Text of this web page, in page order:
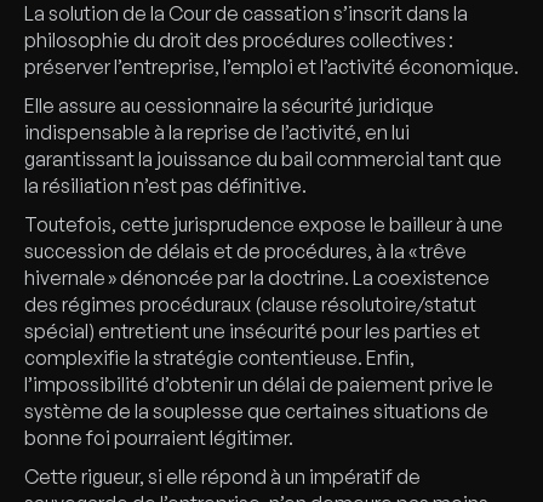
La solution de la Cour de cassation s’inscrit dans la
philosophie du droit des procédures collectives :
préserver l’entreprise, l’emploi et l’activité économique.
Elle assure au cessionnaire la sécurité juridique
indispensable à la reprise de l’activité, en lui
garantissant la jouissance du bail commercial tant que
la résiliation n’est pas définitive.
Toutefois, cette jurisprudence expose le bailleur à une
succession de délais et de procédures, à la « trêve
hivernale » dénoncée par la doctrine. La coexistence
des régimes procéduraux (clause résolutoire/statut
spécial) entretient une insécurité pour les parties et
complexifie la stratégie contentieuse. Enfin,
l’impossibilité d’obtenir un délai de paiement prive le
système de la souplesse que certaines situations de
bonne foi pourraient légitimer.
Cette rigueur, si elle répond à un impératif de